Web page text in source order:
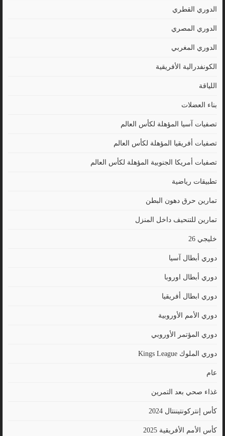
الدوري القطري
الدوري المصري
الدوري المغربي
الكونفدرالية الأفريقية
اللياقة
بناء العضلات
تصفيات آسيا المؤهلة لكأس العالم
تصفيات أفريقيا المؤهلة لكأس العالم
تصفيات أمريكا الجنوبية المؤهلة لكأس العالم
تطبيقات رياضية
تمارين حرق دهون البطن
تمارين للتنحيف داخل المنزل
خليجي 26
دوري أبطال آسيا
دوري أبطال اوروبا
دوري ابطال أفريقيا
دوري الأمم الأوروبية
دوري المؤتمر الأوروبي
دوري الملوك Kings League
عام
غذاء صحي بعد التمرين
كأس إنتركونتيننتال 2024
كأس الأمم الأفريقية 2025